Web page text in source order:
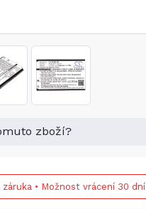
zboží?
záruka • Možnost vrácení 30 dní